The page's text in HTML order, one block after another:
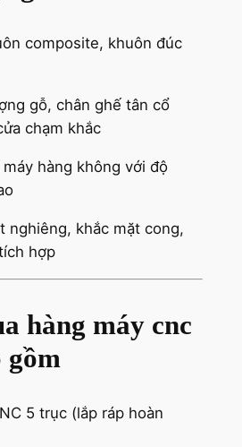
composite, khuôn đúc
gỗ, chân ghế tân cổ
chạm khắc
hàng không với độ
nghiêng, khắc mặt cong,
hợp
hàng máy cnc
gồm
5 trục (lắp ráp hoàn